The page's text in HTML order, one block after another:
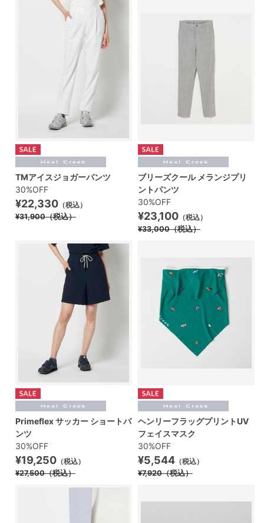
TMアイスジョガーパンツ
30%OFF
¥22,330 （税込）
¥31,900（税込）
ブリーズクール メランジプリ
ントパンツ
30%OFF
¥23,100 （税込）
¥33,000（税込）
Primeflex サッカー ショートパ
ンツ
30%OFF
¥19,250 （税込）
¥27,500（税込）
ヘンリーフラッグプリントUV
フェイスマスク
30%OFF
¥5,544 （税込）
¥7,920（税込）